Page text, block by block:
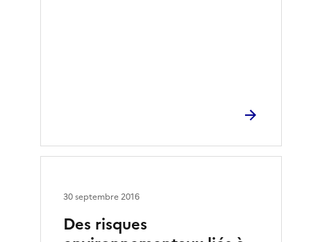
Des risques
30 septembre 2016